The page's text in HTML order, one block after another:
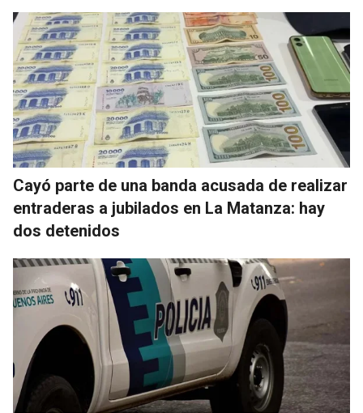
Cayó parte de una banda acusada de realizar
entraderas a jubilados en La Matanza: hay
dos detenidos